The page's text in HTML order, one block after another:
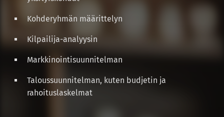
Kohderyhmän määrittelyn
Kilpailija-analyysin
Markkinointisuunnitelman
Taloussuunnitelman, kuten budjetin ja
rahoituslaskelmat